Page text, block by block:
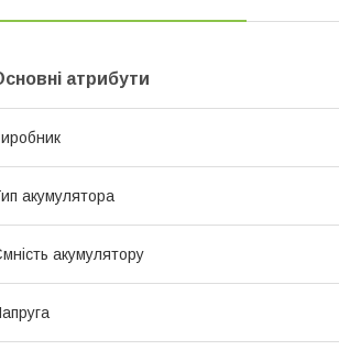
атрибути
акумулятора
акумулятору